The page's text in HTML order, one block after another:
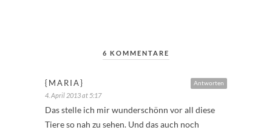
6 KOMMENTARE
Antworten
{MARIA}
4. April 2013 at 5:17
Das stelle ich mir wunderschönn vor all diese
Tiere so nah zu sehen. Und das auch noch